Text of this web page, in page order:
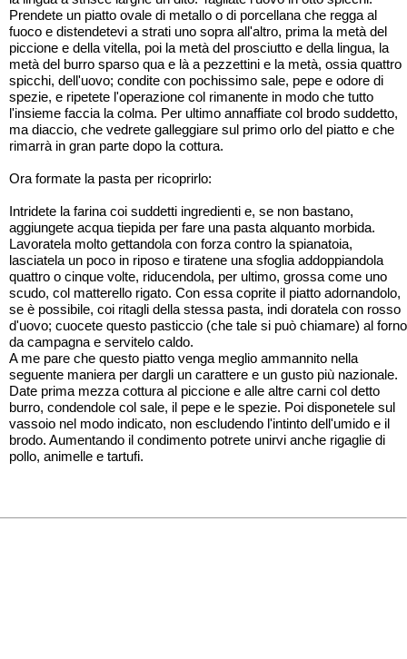
Prendete un piatto ovale di metallo o di porcellana che regga al
fuoco e distendetevi a strati uno sopra all'altro, prima la metà del
piccione e della vitella, poi la metà del prosciutto e della lingua, la
metà del burro sparso qua e là a pezzettini e la metà, ossia quattro
spicchi, dell'uovo; condite con pochissimo sale, pepe e odore di
spezie, e ripetete l'operazione col rimanente in modo che tutto
l'insieme faccia la colma. Per ultimo annaffiate col brodo suddetto,
ma diaccio, che vedrete galleggiare sul primo orlo del piatto e che
rimarrà in gran parte dopo la cottura.
Ora formate la pasta per ricoprirlo:
Intridete la farina coi suddetti ingredienti e, se non bastano,
aggiungete acqua tiepida per fare una pasta alquanto morbida.
Lavoratela molto gettandola con forza contro la spianatoia,
lasciatela un poco in riposo e tiratene una sfoglia addoppiandola
quattro o cinque volte, riducendola, per ultimo, grossa come uno
scudo, col matterello rigato. Con essa coprite il piatto adornandolo,
se è possibile, coi ritagli della stessa pasta, indi doratela con rosso
d'uovo; cuocete questo pasticcio (che tale si può chiamare) al forno
da campagna e servitelo caldo.
A me pare che questo piatto venga meglio ammannito nella
seguente maniera per dargli un carattere e un gusto più nazionale.
Date prima mezza cottura al piccione e alle altre carni col detto
burro, condendole col sale, il pepe e le spezie. Poi disponetele sul
vassoio nel modo indicato, non escludendo l'intinto dell'umido e il
brodo. Aumentando il condimento potrete unirvi anche rigaglie di
pollo, animelle e tartufi.